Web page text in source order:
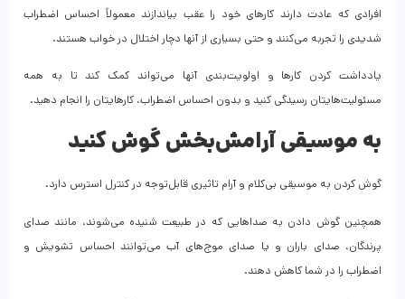
افرادی که عادت دارند کارهای خود را عقب بیاندازند معمولاً احساس اضطراب
شدیدی را تجربه می‌کنند و حتی بسیاری از آنها دچار اختلال در خواب هستند.
یادداشت کردن کارها و اولویت‌بندی آنها می‌تواند کمک کند تا به همه
مسئولیت‌هایتان رسیدگی کنید و بدون احساس اضطراب، کارهایتان را انجام دهید.
به موسیقی آرامش‌بخش گوش کنید
گوش کردن به موسیقی بی‌کلام و آرام تاثیری قابل‌توجه در کنترل استرس دارد.
همچنین گوش دادن به صداهایی که در طبیعت شنیده می‌شوند، مانند صدای
پرندگان، صدای باران و یا صدای موج‌های آب می‌توانند احساس تشویش و
اضطراب را در شما کاهش دهند.